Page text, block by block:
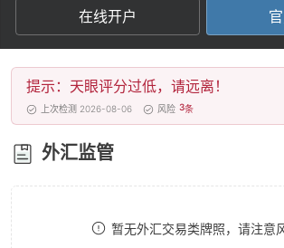
3
4
5
6
7
8
9
9
在线开户
提示：天眼评分过低，请远离！
上次检测 2026-08-06 风险 3条
外汇监管
暂无外汇交易类牌照，请注意